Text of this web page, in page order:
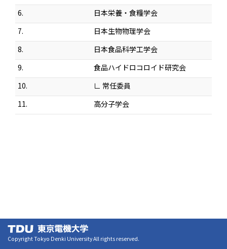
6.
日本栄養・食糧学会
7.
日本生物物理学会
8.
日本食品科学工学会
9.
食品ハイドロコロイド研究会
10.
∟ 常任委員
11.
高分子学会
Copyright Tokyo Denki University All rights reserved.